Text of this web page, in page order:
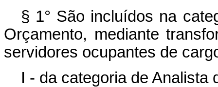
§ 1° São incluídos na
Orçamento, mediante
servidores ocupantes de
I - da categoria de Analista